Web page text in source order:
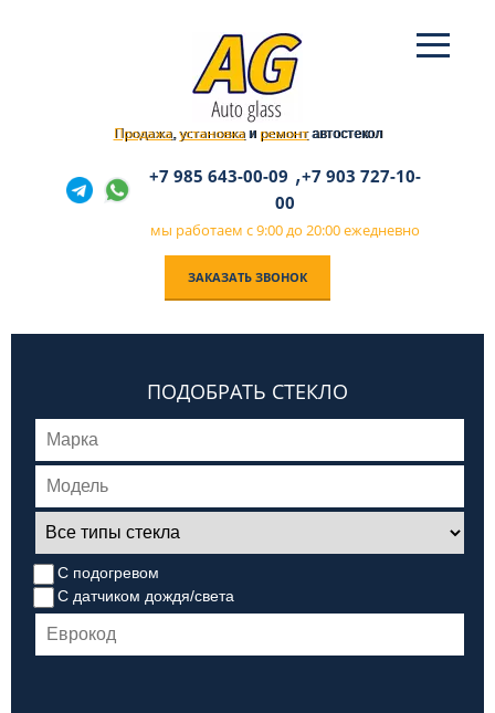
Продажа,установкаи ремонтавтостекол
+7 985 643-00-09 ,+7 903 727-10-
00
мы работаем с 9:00 до 20:00 ежедневно
ЗАКАЗАТЬ ЗВОНОК
ПОДОБРАТЬ СТЕКЛО
С подогревом
С датчиком дождя/света